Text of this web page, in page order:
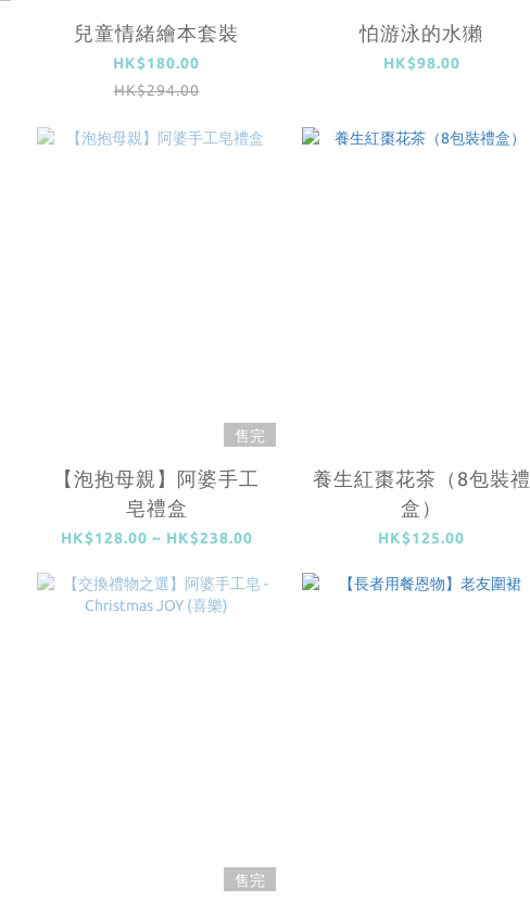
兒童情緒繪本套裝
HK$180.00
HK$294.00
怕游泳的水獺
HK$98.00
售完
【泡抱母親】阿婆手工
皂禮盒
HK$128.00 ~ HK$238.00
養生紅棗花茶（8包裝禮
盒）
HK$125.00
售完